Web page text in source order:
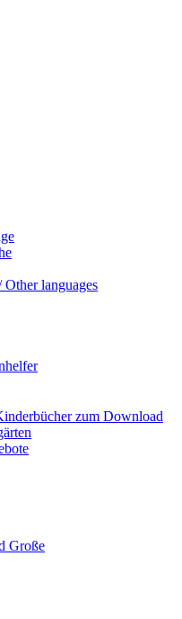
languages
zum Download
Große